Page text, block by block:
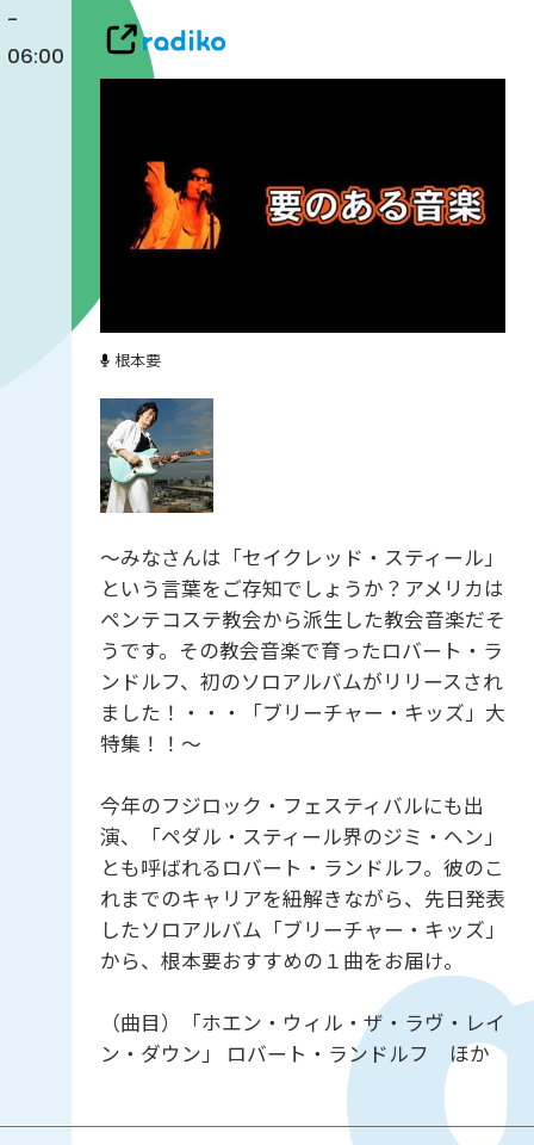
-
06:00
根本要
～みなさんは「セイクレッド・スティール」
という言葉をご存知でしょうか？アメリカは
ペンテコステ教会から派生した教会音楽だそ
うです。その教会音楽で育ったロバート・ラ
ンドルフ、初のソロアルバムがリリースされ
ました！・・・「ブリーチャー・キッズ」大
特集！！～
今年のフジロック・フェスティバルにも出
演、「ペダル・スティール界のジミ・ヘン」
とも呼ばれるロバート・ランドルフ。彼のこ
れまでのキャリアを紐解きながら、先日発表
したソロアルバム「ブリーチャー・キッズ」
から、根本要おすすめの１曲をお届け。
（曲目）「ホエン・ウィル・ザ・ラヴ・レイ
ン・ダウン」 ロバート・ランドルフ ほか